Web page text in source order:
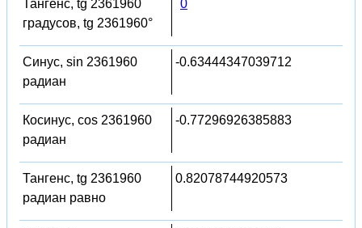
Тангенс, tg 2361960
градусов, tg 2361960°
0
Синус, sin 2361960
радиан
-0.63444347039712
Косинус, cos 2361960
радиан
-0.77296926385883
Тангенс, tg 2361960
радиан равно
0.82078744920573